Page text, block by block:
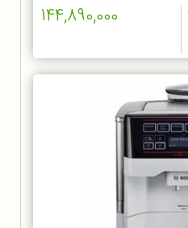
144,890,000